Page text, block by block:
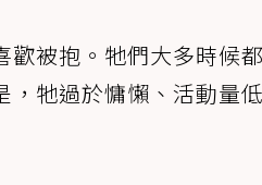
被抱。牠們大多時候
牠過於慵懶、活動量